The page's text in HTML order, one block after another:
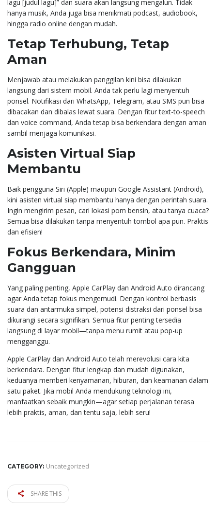
lagu [judul lagu]” dan suara akan langsung mengalun. Tidak
hanya musik, Anda juga bisa menikmati podcast, audiobook,
hingga radio online dengan mudah.
Tetap Terhubung, Tetap
Aman
Menjawab atau melakukan panggilan kini bisa dilakukan
langsung dari sistem mobil. Anda tak perlu lagi menyentuh
ponsel. Notifikasi dari WhatsApp, Telegram, atau SMS pun bisa
dibacakan dan dibalas lewat suara. Dengan fitur text-to-speech
dan voice command, Anda tetap bisa berkendara dengan aman
sambil menjaga komunikasi.
Asisten Virtual Siap
Membantu
Baik pengguna Siri (Apple) maupun Google Assistant (Android),
kini asisten virtual siap membantu hanya dengan perintah suara.
Ingin mengirim pesan, cari lokasi pom bensin, atau tanya cuaca?
Semua bisa dilakukan tanpa menyentuh tombol apa pun. Praktis
dan efisien!
Fokus Berkendara, Minim
Gangguan
Yang paling penting, Apple CarPlay dan Android Auto dirancang
agar Anda tetap fokus mengemudi. Dengan kontrol berbasis
suara dan antarmuka simpel, potensi distraksi dari ponsel bisa
dikurangi secara signifikan. Semua fitur penting tersedia
langsung di layar mobil—tanpa menu rumit atau pop-up
mengganggu.
Apple CarPlay dan Android Auto telah merevolusi cara kita
berkendara. Dengan fitur lengkap dan mudah digunakan,
keduanya memberi kenyamanan, hiburan, dan keamanan dalam
satu paket. Jika mobil Anda mendukung teknologi ini,
manfaatkan sebaik mungkin—agar setiap perjalanan terasa
lebih praktis, aman, dan tentu saja, lebih seru!
CATEGORY: Uncategorized
SHARE THIS